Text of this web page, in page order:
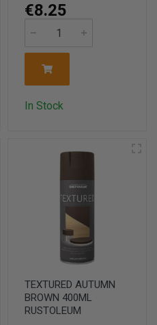
€8.25
In Stock
TEXTURED AUTUMN
BROWN 400ML
RUSTOLEUM